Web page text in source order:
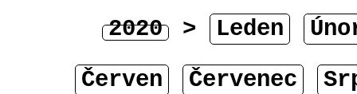
2020 > Leden
Červen
Červenec